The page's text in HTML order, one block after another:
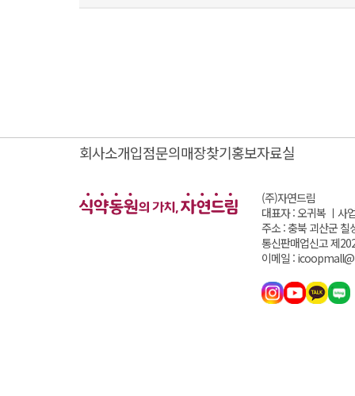
회사소개입점문의매장찾기홍보자료실
(주)자연드림
대표자 : 오귀복 ㅣ 사
주소 : 충북 괴산군 칠
통신판매업신고 제
이메일 :